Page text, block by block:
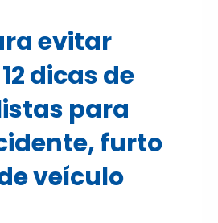
evitar
dicas de
para
furto
veículo